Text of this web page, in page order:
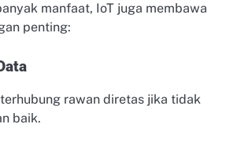
manfaat, IoT juga membawa
penting:
rawan diretas jika tidak
baik.